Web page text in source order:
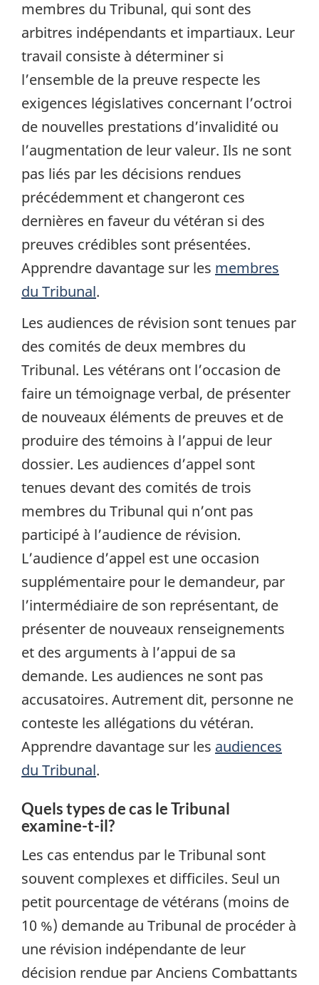
membres du Tribunal, qui sont des
arbitres indépendants et impartiaux. Leur
travail consiste à déterminer si
l’ensemble de la preuve respecte les
exigences législatives concernant l’octroi
de nouvelles prestations d’invalidité ou
l’augmentation de leur valeur. Ils ne sont
pas liés par les décisions rendues
précédemment et changeront ces
dernières en faveur du vétéran si des
preuves crédibles sont présentées.
Apprendre davantage sur les membres
du Tribunal.
Les audiences de révision sont tenues par
des comités de deux membres du
Tribunal. Les vétérans ont l’occasion de
faire un témoignage verbal, de présenter
de nouveaux éléments de preuves et de
produire des témoins à l’appui de leur
dossier. Les audiences d’appel sont
tenues devant des comités de trois
membres du Tribunal qui n’ont pas
participé à l’audience de révision.
L’audience d’appel est une occasion
supplémentaire pour le demandeur, par
l’intermédiaire de son représentant, de
présenter de nouveaux renseignements
et des arguments à l’appui de sa
demande. Les audiences ne sont pas
accusatoires. Autrement dit, personne ne
conteste les allégations du vétéran.
Apprendre davantage sur les audiences
du Tribunal.
Quels types de cas le Tribunal
examine-t-il?
Les cas entendus par le Tribunal sont
souvent complexes et difficiles. Seul un
petit pourcentage de vétérans (moins de
10 %) demande au Tribunal de procéder à
une révision indépendante de leur
décision rendue par Anciens Combattants